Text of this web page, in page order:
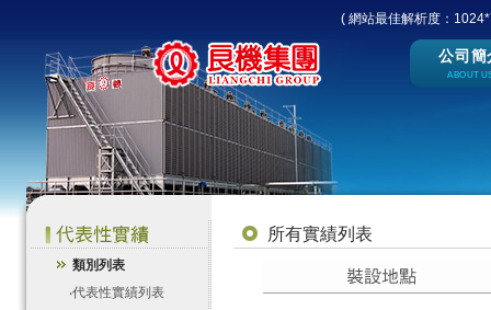
( 網站最佳解析度：
公司簡
ABOUT
類別列表
‧代表性實績列表
所有實績列表